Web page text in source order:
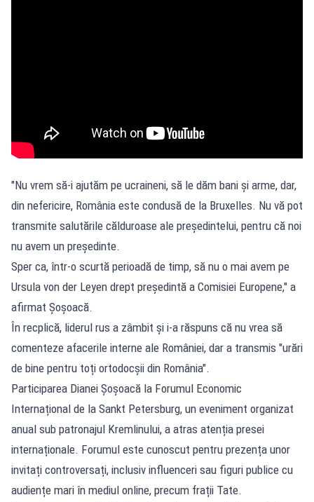
"Nu vrem să-i ajutăm pe ucraineni, să le dăm bani și arme, dar,
din nefericire, România este condusă de la Bruxelles. Nu vă pot
transmite salutările călduroase ale președintelui, pentru că noi
nu avem un președinte.
Sper ca, într-o scurtă perioadă de timp, să nu o mai avem pe
Ursula von der Leyen drept președintă a Comisiei Europene," a
afirmat Șoșoacă.
În recplică, liderul rus a zâmbit și i-a răspuns că nu vrea să
comenteze afacerile interne ale României, dar a transmis "urări
de bine pentru toți ortodocșii din România".
Participarea Dianei Șoșoacă la Forumul Economic
Internațional de la Sankt Petersburg, un eveniment organizat
anual sub patronajul Kremlinului, a atras atenția presei
internaționale. Forumul este cunoscut pentru prezența unor
invitați controversați, inclusiv influenceri sau figuri publice cu
audiențe mari în mediul online, precum frații Tate.